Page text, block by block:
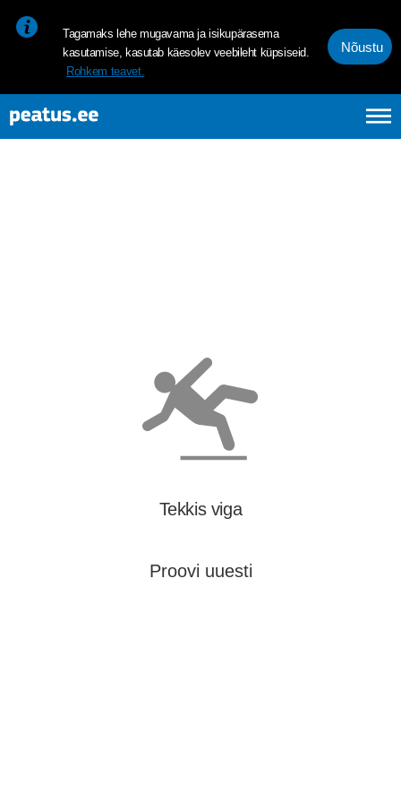
Tagamaks lehe mugavama ja isikupärasema
kasutamise, kasutab käesolev veebileht küpsiseid.
Rohkem teavet.
Nõustu
Tekkis viga
Proovi uuesti